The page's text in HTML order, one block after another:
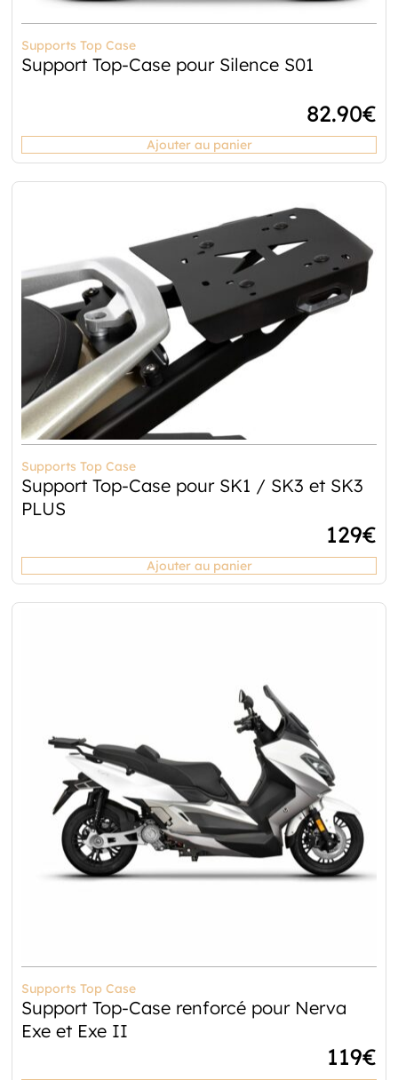
Supports Top Case
Support Top-Case pour Silence S01
82.90€
Ajouter au panier
Supports Top Case
Support Top-Case pour SK1 / SK3 et SK3
PLUS
129€
Ajouter au panier
Supports Top Case
Support Top-Case renforcé pour Nerva
Exe et Exe II
119€